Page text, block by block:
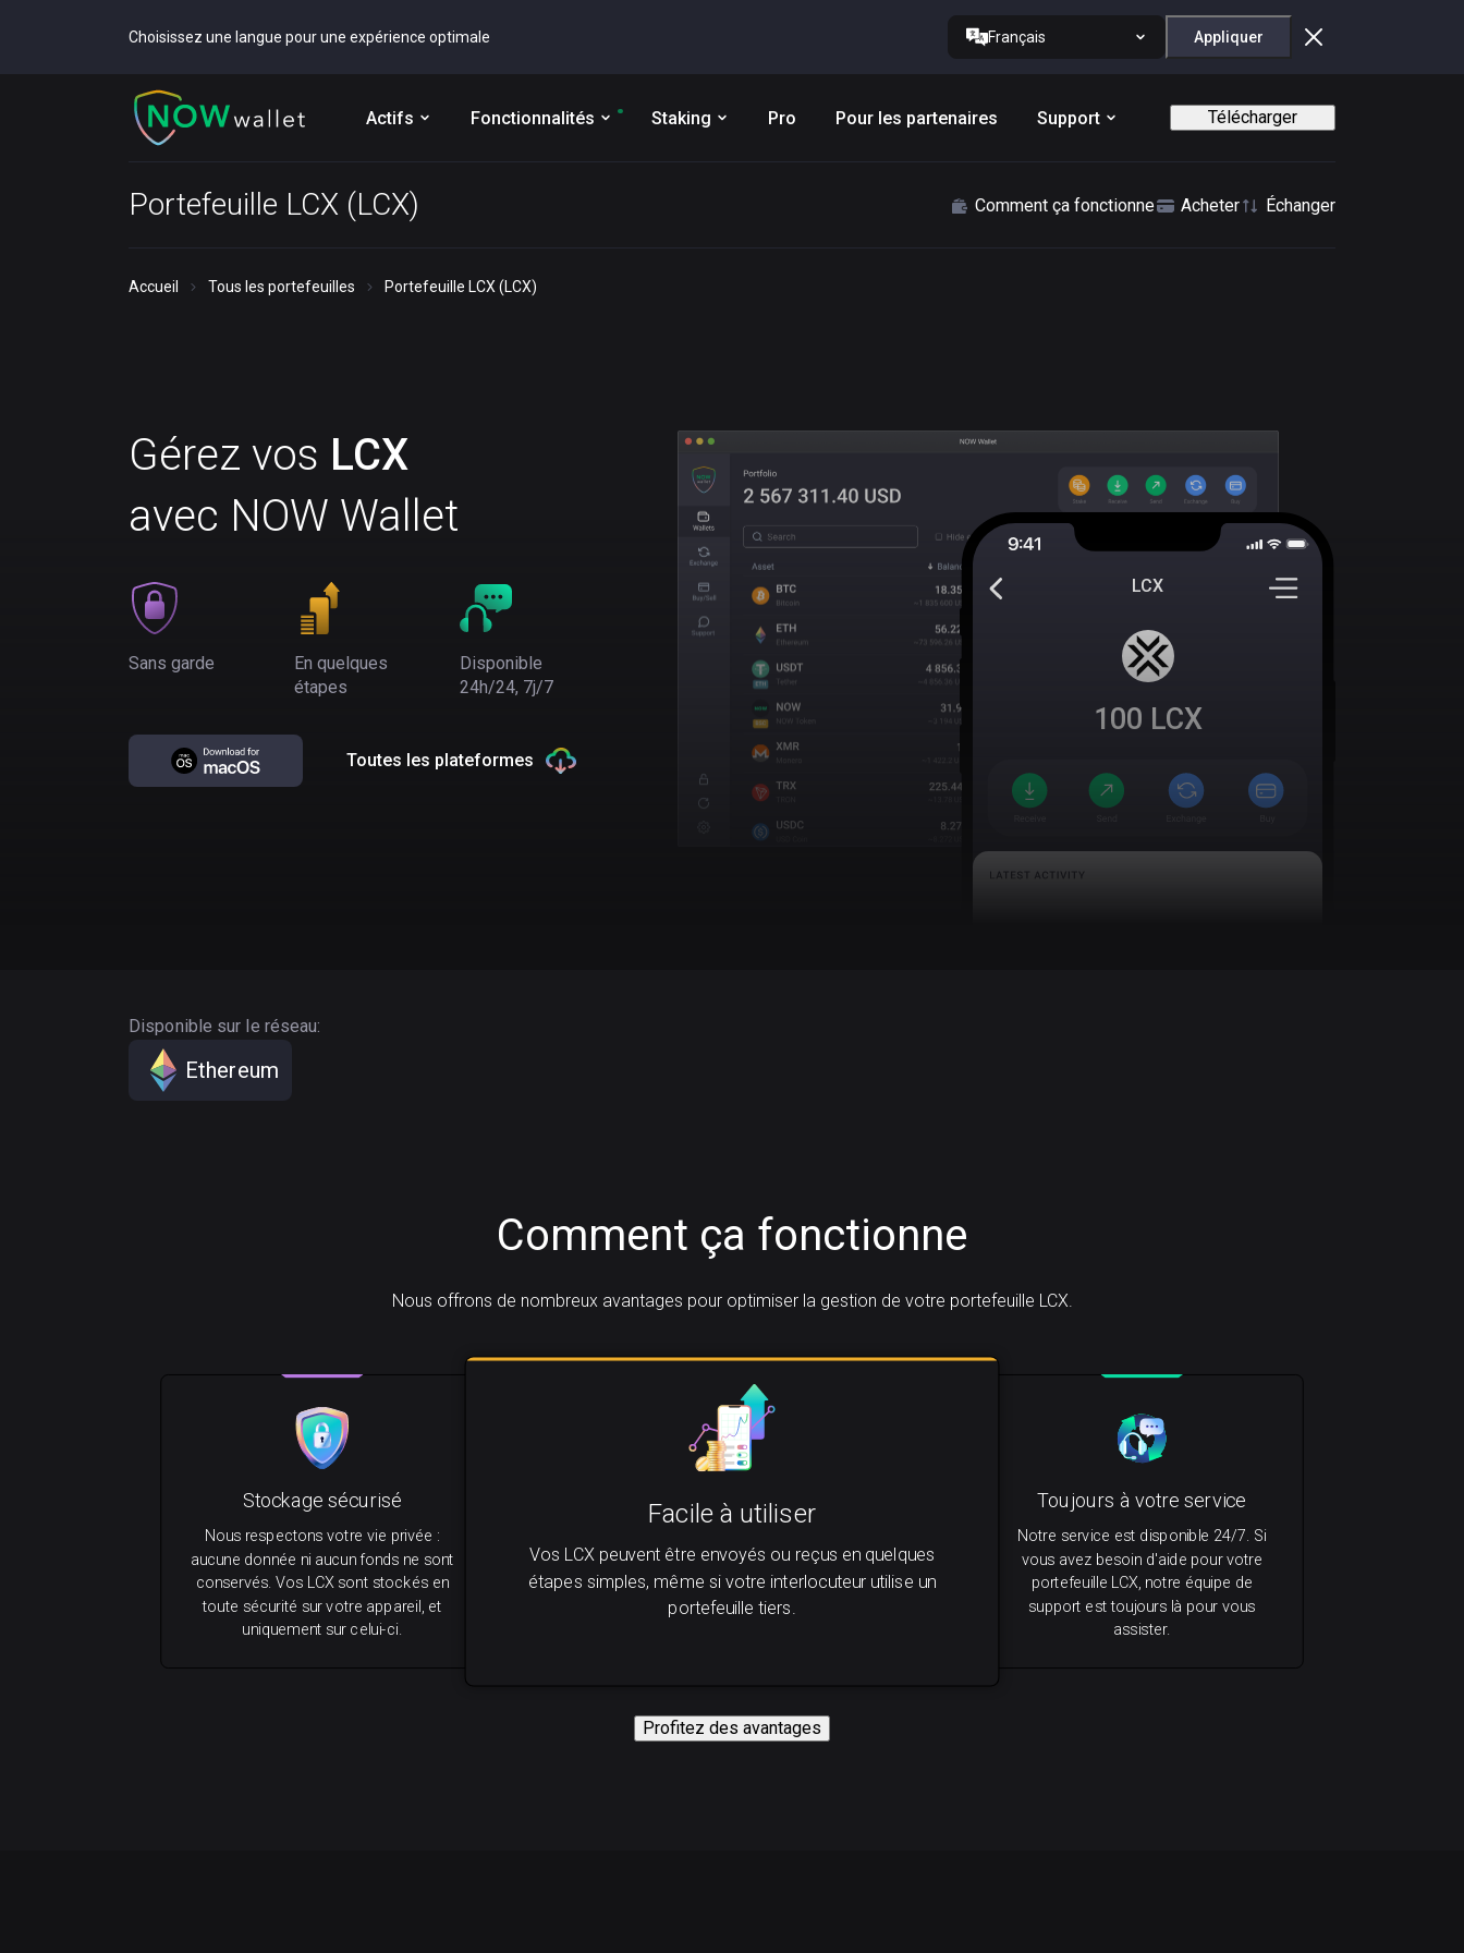
Choisissez une langue pour une expérience optimale Français Appliquer
Actifs Fonctionnalités Staking Pro Pour les partenaires Support Télécharger
Portefeuille LCX (LCX) Comment ça fonctionne Acheter Échanger
Accueil Tous les portefeuilles Portefeuille LCX (LCX)
Gérez vos LCX
avec NOW Wallet
Sans garde
En quelques
étapes
Disponible
24h/24, 7j/7
Toutes les plateformes
LCX
100 LCX
Disponible sur le réseau:
Ethereum
Comment ça fonctionne
Nous offrons de nombreux avantages pour optimiser la gestion de votre portefeuille LCX.
Facile à utiliser
Vos LCX peuvent être envoyés ou reçus en quelques
étapes simples, même si votre interlocuteur utilise un
portefeuille tiers.
Toujours à votre service
Notre service est disponible 24/7. Si
vous avez besoin d'aide pour votre
portefeuille LCX, notre équipe de
support est toujours là pour vous
assister.
Stockage sécurisé
Nous respectons votre vie privée :
aucune donnée ni aucun fonds ne sont
conservés. Vos LCX sont stockés en
toute sécurité sur votre appareil, et
uniquement sur celui-ci.
Profitez des avantages